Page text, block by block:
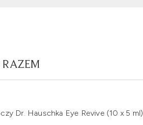
RAZEM
Dr. Hauschka Eye Revive (10 x 5 ml)